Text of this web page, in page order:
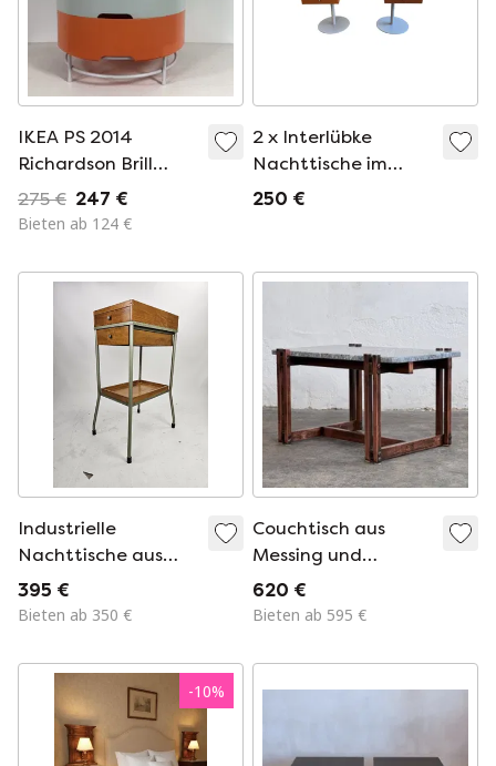
IKEA PS 2014
Richardson Brill
Williams
Beistelltisch mit
275 € 247 €
Bieten ab 124 €
2 x Interlübke
Nachttische im
futuristischen
250 €
Industrielle
Nachttische aus
Metall und Holz,
Italien, Bologna,
395 €
Bieten ab 350 €
Couchtisch aus
Messing und
Marmor im Stil der
Mid-Century-
620 €
Bieten ab 595 €
-10%